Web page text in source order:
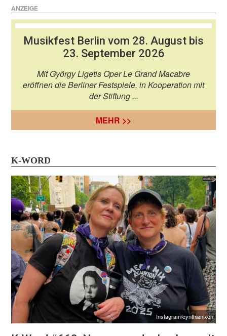
ANZEIGE
Musikfest Berlin vom 28. August bis
23. September 2026
Mit György Ligetis Oper Le Grand Macabre
eröffnen die Berliner Festspiele, in Kooperation mit
der Stiftung ...
MEHR >>
K-WORD
Instagram/cynthianixon